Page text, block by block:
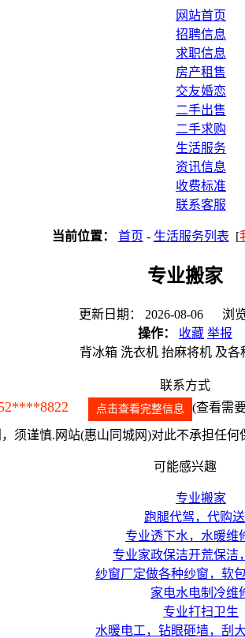
网站首页
招聘信息
求职信息
房产租售
交友婚恋
二手出售
二手求购
生活服务
资讯信息
收费标准
联系客服
当前位置： 首页 - 生活服务列表 [
专业搬家
更新日期： 2026-08-06 浏
操作：
收藏 举报
背冰箱 洗衣机 抬麻将机 及各
联系方式
点击查看完整信息 (查看需
须谨慎.网站(惠山同城网)对此不承担任
可能感兴趣
专业搬家
跑腿代驾，代购
专业透下水，水暖维
专业家政保洁开荒保洁
纱窗厂定做各种纱窗，软
家电水电制冷维
专业打扫卫生
水暖电工，钻眼砸墙，刮